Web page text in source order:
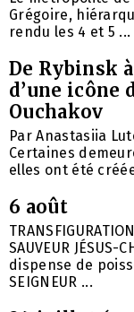
Grégoire,
rendu les 4 et 5 ...
De Rybinsk
d’une icône
Ouchakov
Par Anastasiia
Certaines
elles ont été
6 août
SAUVEUR
dispense de
SEIGNEUR ...